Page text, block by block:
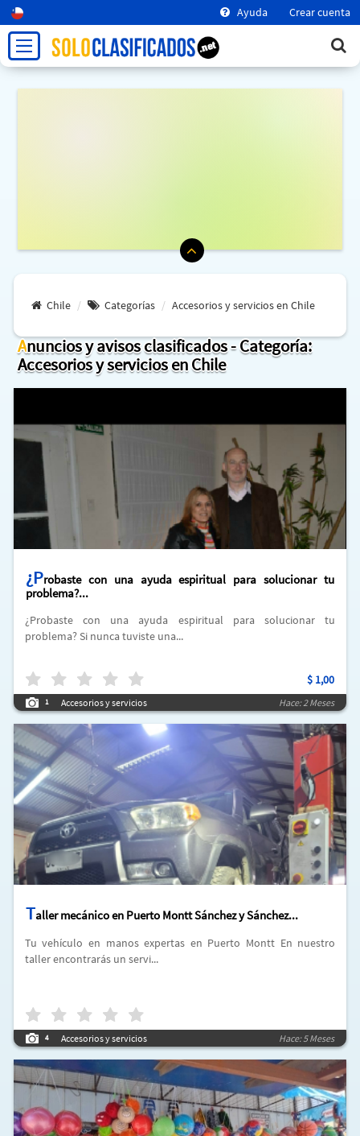
Ayuda Crear cuenta
Chile Categorías Accesorios y servicios en Chile
Anuncios y avisos clasificados - Categoría:
Accesorios y servicios en Chile
¿Probaste con una ayuda espiritual para solucionar tu
problema?...
¿Probaste con una ayuda espiritual para solucionar tu
problema? Si nunca tuviste una...
$ 1,00
1 Accesorios y servicios Hace: 2 Meses
Taller mecánico en Puerto Montt Sánchez y Sánchez...
Tu vehículo en manos expertas en Puerto Montt En nuestro
taller encontrarás un servi...
4 Accesorios y servicios Hace: 5 Meses